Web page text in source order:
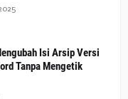
Isi Arsip Versi
Tanpa Mengetik